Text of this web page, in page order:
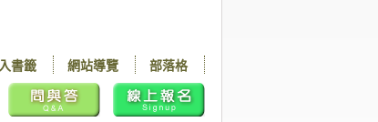
部落格
網站導覽
書籤